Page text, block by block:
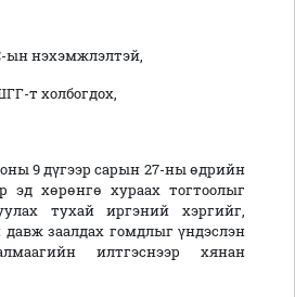
ын нэхэмжлэлтэй,
т холбогдох,
9 дүгээр сарын 27-ны өдрийн
эд хөрөнгө хураах тогтоолыг
тухай иргэний хэргийг,
заалдах гомдлыг үндэслэн
илтгэснээр хянан